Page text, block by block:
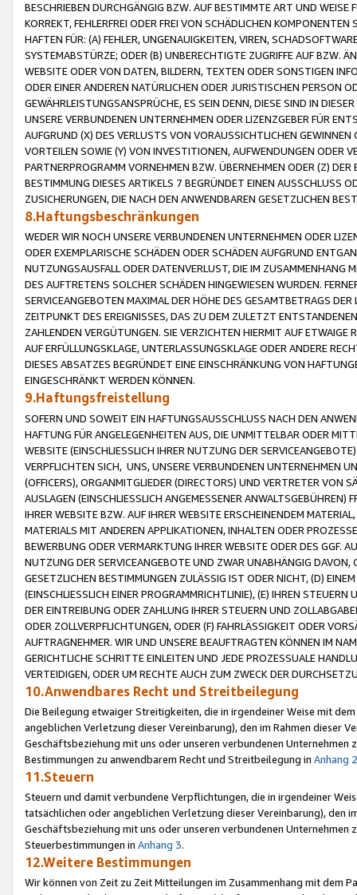
BESCHRIEBEN DURCHGÄNGIG BZW. AUF BESTIMMTE ART UND
KORREKT, FEHLERFREI ODER FREI VON SCHÄDLICHEN
HAFTEN FÜR: (A) FEHLER, UNGENAUIGKEITEN, VIREN,
SYSTEMABSTÜRZE; ODER (B) UNBERECHTIGTE ZUGRIFFE AUF BZW.
WEBSITE ODER VON DATEN, BILDERN, TEXTEN ODER SONSTIGEN
ODER EINER ANDEREN NATÜRLICHEN ODER JURISTISCHEN PERSON
GEWÄHRLEISTUNGSANSPRÜCHE, ES SEIN DENN, DIESE SIND IN
UNSERE VERBUNDENEN UNTERNEHMEN ODER LIZENZGEBER FÜR
AUFGRUND (X) DES VERLUSTS VON VORAUSSICHTLICHEN
VORTEILEN SOWIE (Y) VON INVESTITIONEN, AUFWENDUNGEN ODER
PARTNERPROGRAMM VORNEHMEN BZW. ÜBERNEHMEN ODER (Z)
BESTIMMUNG DIESES ARTIKELS 7 BEGRÜNDET EINEN AUSSCHLUSS
ZUSICHERUNGEN, DIE NACH DEN ANWENDBAREN GESETZLICHEN
8.Haftungsbeschränkungen
WEDER WIR NOCH UNSERE VERBUNDENEN UNTERNEHMEN ODER
ODER EXEMPLARISCHE SCHÄDEN ODER SCHÄDEN AUFGRUND
NUTZUNGSAUSFALL ODER DATENVERLUST, DIE IM ZUSAMMENHANG
DES AUFTRETENS SOLCHER SCHÄDEN HINGEWIESEN WURDEN.
SERVICEANGEBOTEN MAXIMAL DER HÖHE DES GESAMTBETRAGS
ZEITPUNKT DES EREIGNISSES, DAS ZU DEM ZULETZT
ZAHLENDEN VERGÜTUNGEN. SIE VERZICHTEN HIERMIT AUF
AUF ERFÜLLUNGSKLAGE, UNTERLASSUNGSKLAGE ODER ANDERE
DIESES ABSATZES BEGRÜNDET EINE EINSCHRÄNKUNG VON
EINGESCHRÄNKT WERDEN KÖNNEN.
9.Haftungsfreistellung
SOFERN UND SOWEIT EIN HAFTUNGSAUSSCHLUSS NACH DEN
HAFTUNG FÜR ANGELEGENHEITEN AUS, DIE UNMITTELBAR ODER
WEBSITE (EINSCHLIESSLICH IHRER NUTZUNG DER
VERPFLICHTEN SICH, UNS, UNSERE VERBUNDENEN UNTERNEHMEN
(OFFICERS), ORGANMITGLIEDER (DIRECTORS) UND VERTRETER VON
AUSLAGEN (EINSCHLIESSLICH ANGEMESSENER
IHRER WEBSITE BZW. AUF IHRER WEBSITE ERSCHEINENDEM
MATERIALS MIT ANDEREN APPLIKATIONEN, INHALTEN ODER
BEWERBUNG ODER VERMARKTUNG IHRER WEBSITE ODER DES GGF.
NUTZUNG DER SERVICEANGEBOTE UND ZWAR UNABHÄNGIG
GESETZLICHEN BESTIMMUNGEN ZULÄSSIG IST ODER NICHT, (D)
(EINSCHLIESSLICH EINER PROGRAMMRICHTLINIE), (E) IHREN
DER EINTREIBUNG ODER ZAHLUNG IHRER STEUERN UND
ODER ZOLLVERPFLICHTUNGEN, ODER (F) FAHRLÄSSIGKEIT ODER
AUFTRAGNEHMER. WIR UND UNSERE BEAUFTRAGTEN KÖNNEN IM
GERICHTLICHE SCHRITTE EINLEITEN UND JEDE PROZESSUALE
VERTEIDIGEN, ODER UM RECHTE AUCH ZUM ZWECK DER
10.Anwendbares Recht und Streitbeilegung
Die Beilegung etwaiger Streitigkeiten, die in irgendeiner Weise mit
angeblichen Verletzung dieser Vereinbarung), den im Rahmen dieser
Geschäftsbeziehung mit uns oder unseren verbundenen
Bestimmungen zu anwendbarem Recht und Streitbeilegung in Anhang 2
11.Steuern
Steuern und damit verbundene Verpflichtungen, die in irgendeiner
tatsächlichen oder angeblichen Verletzung dieser Vereinbarung), den
Geschäftsbeziehung mit uns oder unseren verbundenen
Steuerbestimmungen in Anhang 3.
12.Weitere Bestimmungen
Wir können von Zeit zu Zeit Mitteilungen im Zusammenhang mit dem